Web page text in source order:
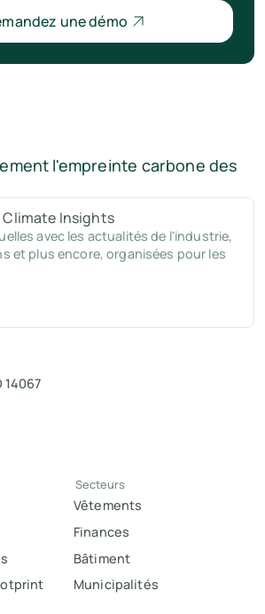
une démo
l'empreinte carbone des
Insights
avec les actualités de l'industrie,
et plus encore, organisées pour les
Secteurs
Vêtements
Finances
Bâtiment
Municipalités